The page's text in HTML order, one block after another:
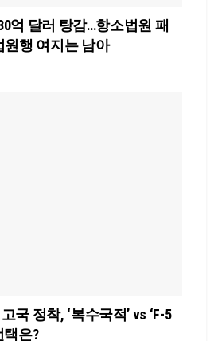
억 달러 탕감…항소법원 패
원행 여지는 남아
국 정착, ‘복수국적’ vs ‘F-5
택은?